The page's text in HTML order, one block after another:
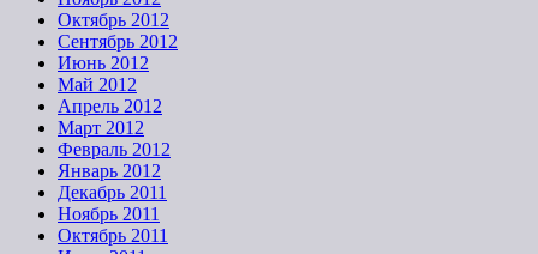
Октябрь 2012
Сентябрь 2012
Июнь 2012
Май 2012
Апрель 2012
Март 2012
Февраль 2012
Январь 2012
Декабрь 2011
Ноябрь 2011
Октябрь 2011